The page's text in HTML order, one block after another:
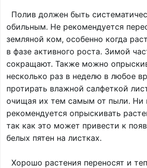
Полив должен быть
обильным. Не рекомендуется
земляной ком, особенно когда
в фазе активного роста. Зимой
сокращают. Также можно
несколько раз в неделю в любое
протирать влажной салфеткой
очищая их тем самым от пыли. Ни
рекомендуется опрыскивать
так как это может привести к
белых пятен на листках.
Хорошо растения переносят и